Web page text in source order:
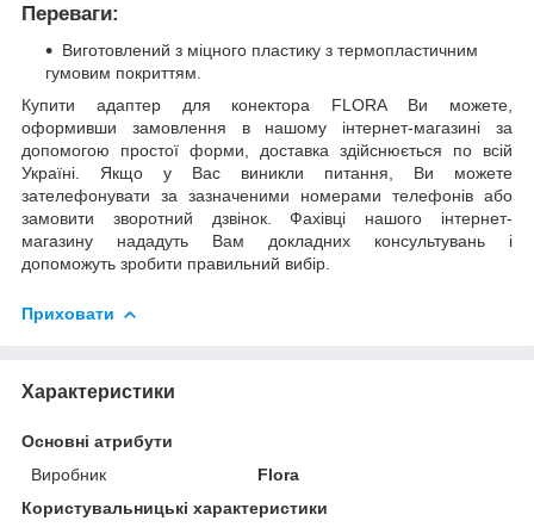
Переваги:
Виготовлений з міцного пластику з термопластичним
гумовим покриттям.
Купити адаптер для конектора FLORA Ви можете,
оформивши замовлення в нашому інтернет-магазині за
допомогою простої форми, доставка здійснюється по всій
Україні. Якщо у Вас виникли питання, Ви можете
зателефонувати за зазначеними номерами телефонів або
замовити зворотний дзвінок. Фахівці нашого інтернет-
магазину нададуть Вам докладних консультувань і
допоможуть зробити правильний вибір.
Приховати
Характеристики
Основні атрибути
Виробник
Flora
Користувальницькі характеристики